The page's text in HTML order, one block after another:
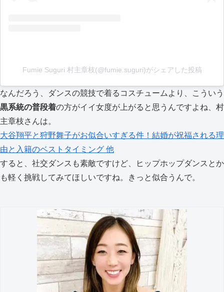
Fumie Suguri 村主章枝(@fumie.suguri)がシェアした投稿
なんだろう、ダンスの競技で着るコスチュームより、こういう
黒系統の普段着の方がイイ女度が上がると思うんですよね、村
主章枝さんは。
大谷翔平と狩野舞子がお似合いすぎる件！結婚が祝福される理
由と入籍のベストタイミング 他
すると、社交ダンスも素敵ですけど、ヒップホップダンスとか
も軽く挑戦してみてほしいですね。きっと似合うんで。